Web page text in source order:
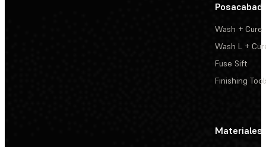
Wash + Cure
Wash L +
Fuse Sift
Finishing
Materiales